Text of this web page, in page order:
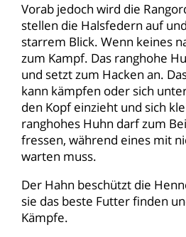
Vorab jedoch wird die
stellen die Halsfedern auf
starrem Blick. Wenn keines
zum Kampf. Das ranghohe
und setzt zum Hacken an.
kann kämpfen oder sich
den Kopf einzieht und sich
ranghohes Huhn darf zum
fressen, während eines mit
warten muss.
Der Hahn beschützt die
sie das beste Futter finden
Kämpfe.